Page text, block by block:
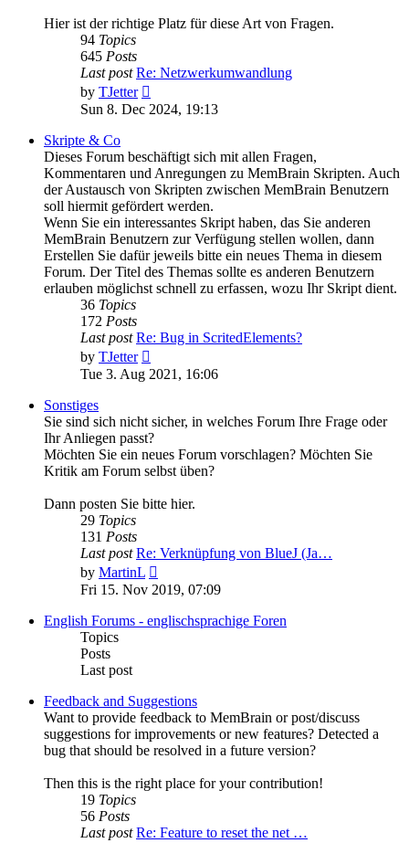
Hier ist der richtige Platz für diese Art von Fragen.
94 Topics
645 Posts
Last post Re: Netzwerkumwandlung
by TJetter
the
Sun 8. Dec 2024, 19:13
Skripte & Co
Dieses Forum beschäftigt sich mit allen Fragen,
Kommentaren und Anregungen zu MemBrain Skripten. Auch
der Austausch von Skripten zwischen MemBrain Benutzern
soll hiermit gefördert werden.
Wenn Sie ein interessantes Skript haben, das Sie anderen
MemBrain Benutzern zur Verfügung stellen wollen, dann
Erstellen Sie dafür jeweils bitte ein neues Thema in diesem
Forum. Der Titel des Themas sollte es anderen Benutzern
erlauben möglichst schnell zu erfassen, wozu Ihr Skript dient.
36 Topics
172 Posts
Last post Re: Bug in ScritedElements?
by TJetter
the
Tue 3. Aug 2021, 16:06
Sonstiges
Sie sind sich nicht sicher, in welches Forum Ihre Frage oder
Ihr Anliegen passt?
Möchten Sie ein neues Forum vorschlagen? Möchten Sie
Kritik am Forum selbst üben?
Dann posten Sie bitte hier.
29 Topics
131 Posts
Last post Re: Verknüpfung von BlueJ (Ja…
by MartinL
the
post
Fri 15. Nov 2019, 07:09
English Forums - englischsprachige Foren
Topics
Posts
Last post
Feedback and Suggestions
Want to provide feedback to MemBrain or post/discuss
suggestions for improvements or new features? Detected a
bug that should be resolved in a future version?
Then this is the right place for your contribution!
19 Topics
56 Posts
Last post Re: Feature to reset the net …